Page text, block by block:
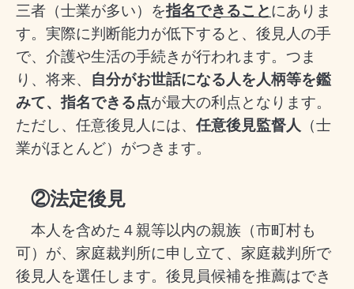
三者（士業が多い）を指名できることにありま
す。実際に判断能力が低下すると、後見人の手
で、介護や生活の手続きが行われます。つま
り、将来、 自分がお世話になる人を人柄等を鑑
みて、指名できる点が最大の利点となります。
ただし、任意後見人には、 任意後見監督人
（士
業がほとんど）がつきます。
②法定後見
本人を含めた４親等以内の親族（市町村も
可）が、家庭裁判所に申し立て、家庭裁判所で
後見人を選任します。後見員候補を推薦はでき